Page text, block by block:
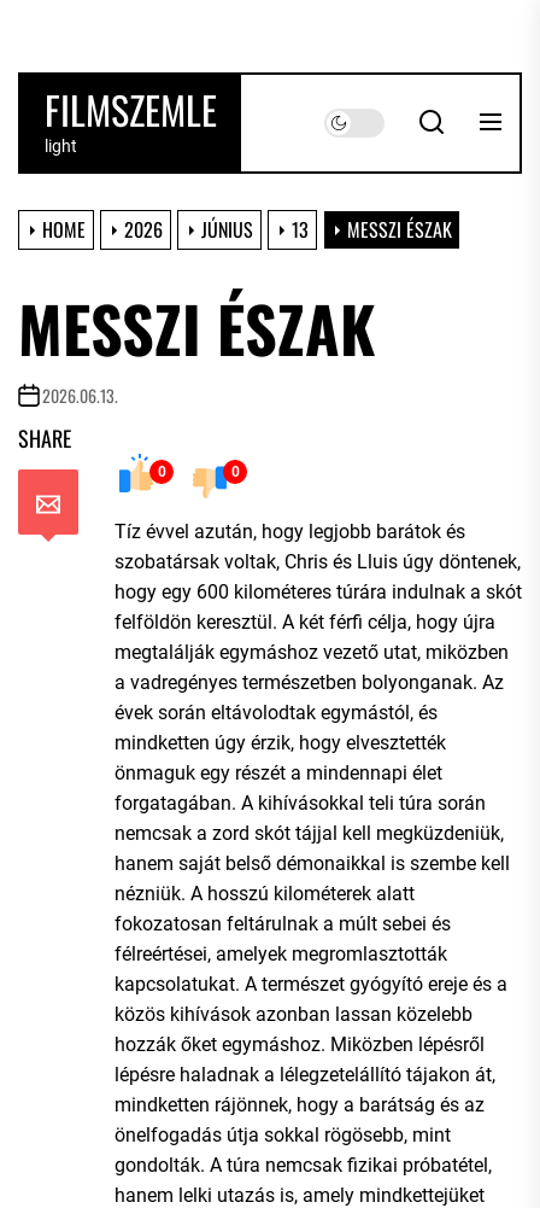
the
contentFILMSZEMLE
light
HOME 2026 JÚNIUS 13 MESSZI ÉSZAK
MESSZI ÉSZAK
2026.06.13.
SHARE
0 0
Tíz évvel azután, hogy legjobb barátok és
szobatársak voltak, Chris és Lluis úgy döntenek,
hogy egy 600 kilométeres túrára indulnak a skót
felföldön keresztül. A két férfi célja, hogy újra
megtalálják egymáshoz vezető utat, miközben
a vadregényes természetben bolyonganak. Az
évek során eltávolodtak egymástól, és
mindketten úgy érzik, hogy elvesztették
önmaguk egy részét a mindennapi élet
forgatagában. A kihívásokkal teli túra során
nemcsak a zord skót tájjal kell megküzdeniük,
hanem saját belső démonaikkal is szembe kell
nézniük. A hosszú kilométerek alatt
fokozatosan feltárulnak a múlt sebei és
félreértései, amelyek megromlasztották
kapcsolatukat. A természet gyógyító ereje és a
közös kihívások azonban lassan közelebb
hozzák őket egymáshoz. Miközben lépésről
lépésre haladnak a lélegzetelállító tájakon át,
mindketten rájönnek, hogy a barátság és az
önelfogadás útja sokkal rögösebb, mint
gondolták. A túra nemcsak fizikai próbatétel,
hanem lelki utazás is, amely mindkettejüket